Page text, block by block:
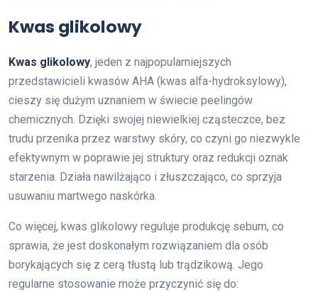
Kwas glikolowy
Kwas glikolowy, jeden z najpopularniejszych
przedstawicieli kwasów AHA (kwas alfa-hydroksylowy),
cieszy się dużym uznaniem w świecie peelingów
chemicznych. Dzięki swojej niewielkiej cząsteczce, bez
trudu przenika przez warstwy skóry, co czyni go niezwykle
efektywnym w poprawie jej struktury oraz redukcji oznak
starzenia. Działa nawilżająco i złuszczająco, co sprzyja
usuwaniu martwego naskórka.
Co więcej, kwas glikolowy reguluje produkcję sebum, co
sprawia, że jest doskonałym rozwiązaniem dla osób
borykających się z cerą tłustą lub trądzikową. Jego
regularne stosowanie może przyczynić się do: